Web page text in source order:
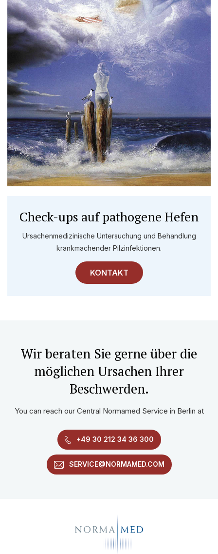
Check-ups auf pathogene Hefen
Ursachenmedizinische Untersuchung und Behandlung
krankmachender Pilzinfektionen.
KONTAKT
Wir beraten Sie gerne über die
möglichen Ursachen Ihrer
Beschwerden.
You can reach our Central Normamed Service in Berlin at
+49 30 212 34 36 300
SERVICE@NORMAMED.COM